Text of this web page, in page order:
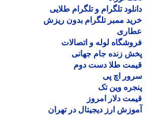
تلگرام و تلگرام طلایی
ممبر تلگرام بدون ریزش
لوله و اتصالات
زنده جام جهانی
طلا دست دوم
اچ پی
وین تک
دلار امروز
ارز دیجیتال در تهران